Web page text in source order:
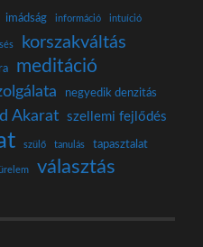
imádság információ intuíció
korszakváltás
meditáció
negyedik denzitás
Akarat szellemi fejlődés
szülő tanulás tapasztalat
választás